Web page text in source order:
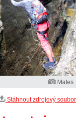
Mates
Stáhnout zdrojový soubor